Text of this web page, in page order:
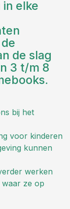
elke
de slag
3 t/m 8
bij het
voor kinderen
kunnen
werken
ze op